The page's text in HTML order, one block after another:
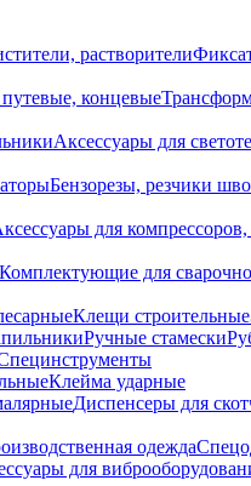
растворители
концевые
Аксессуары для
Бензорезы, резчики
для
Комплектующие для
Клещи строительные
Ручные стамески
Клейма ударные
Диспенсеры для
одежда
для